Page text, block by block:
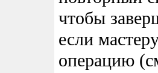
чтобы
если
операцию